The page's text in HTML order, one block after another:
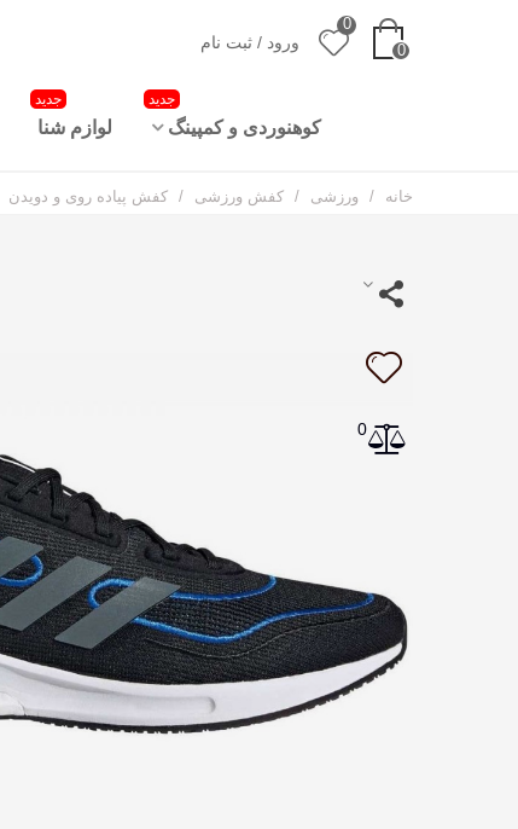
0
0
ورود / ثبت نام
کوهنوردی و کمپینگ
جدید
لوازم شنا
جدید
خانه / ورزشی / کفش ورزشی / کفش پیاده روی و دویدن
0